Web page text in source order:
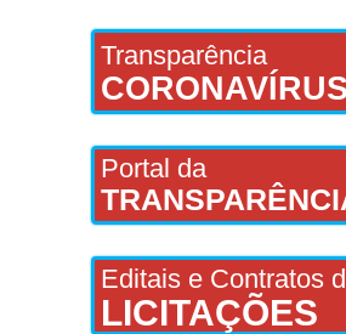
Transparência
CORONAVÍRUS
Portal da
Editais e Contratos
LICITAÇÕES